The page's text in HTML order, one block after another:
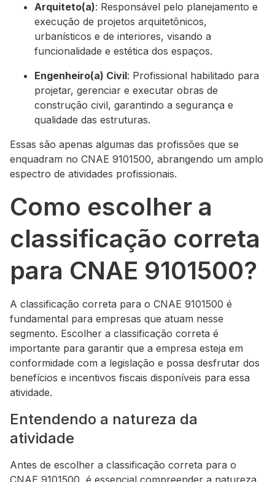
Arquiteto(a): Responsável pelo planejamento e
execução de projetos arquitetônicos,
urbanísticos e de interiores, visando a
funcionalidade e estética dos espaços.
Engenheiro(a) Civil: Profissional habilitado para
projetar, gerenciar e executar obras de
construção civil, garantindo a segurança e
qualidade das estruturas.
Essas são apenas algumas das profissões que se
enquadram no CNAE 9101500, abrangendo um amplo
espectro de atividades profissionais.
Como escolher a
classificação correta
para CNAE 9101500?
A classificação correta para o CNAE 9101500 é
fundamental para empresas que atuam nesse
segmento. Escolher a classificação correta é
importante para garantir que a empresa esteja em
conformidade com a legislação e possa desfrutar dos
benefícios e incentivos fiscais disponíveis para essa
atividade.
Entendendo a natureza da
atividade
Antes de escolher a classificação correta para o
CNAE 9101500, é essencial compreender a natureza